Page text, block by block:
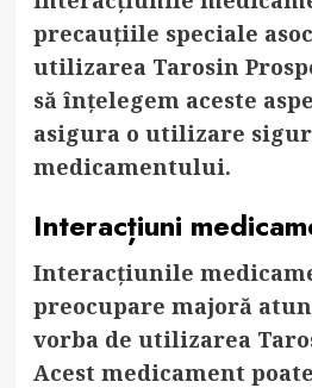
precauțiile speciale
utilizarea Tarosin
să înțelegem aceste
asigura o utilizare
medicamentului.
Interacțiuni
Interacțiunile
preocupare majoră
vorba de utilizarea
Acest medicament